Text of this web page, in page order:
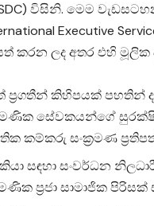
විසිනි. මෙම වැඩසටහන
Executive
කරන ලද අතර එහි මූලික
ප්‍රගතීන් කිහිපයක් පහතින්
සේවකයන්ගේ
කම්කරු සංක්‍රමණ
සඳහා සංවර්ධන
ප්‍රජා සාමාජික